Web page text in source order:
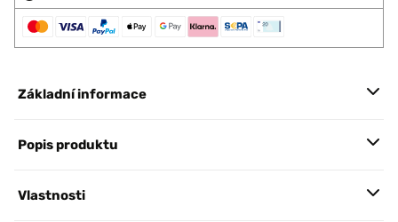
Základní informace
Popis produktu
Vlastnosti